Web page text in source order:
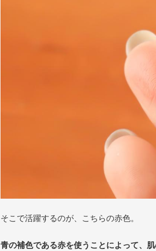
そこで活躍するのが、こちらの赤色。
青の補色である赤を使うことによって、